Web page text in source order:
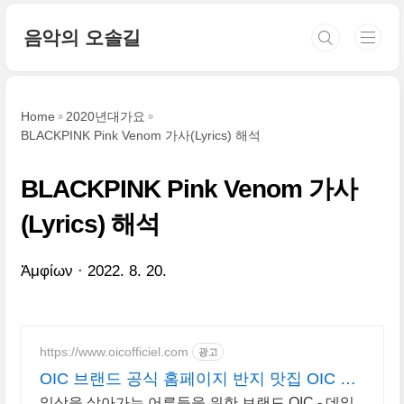
음악의 오솔길
Home
2020년대가요
BLACKPINK Pink Venom 가사(Lyrics) 해석
BLACKPINK Pink Venom 가사
(Lyrics) 해석
Ἀμφίων 2022. 8. 20.
https://www.oicofficiel.com 광고
OIC 브랜드 공식 홈페이지 반지 맛집 OIC 공